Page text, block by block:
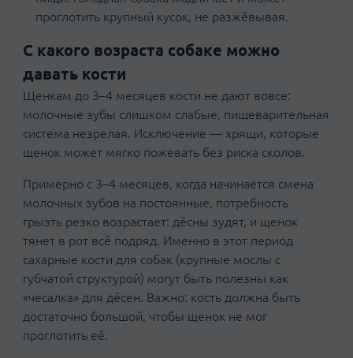
проглотить крупный кусок, не разжёвывая.
С какого возраста собаке можно
давать кости
Щенкам до 3–4 месяцев кости не дают вовсе:
молочные зубы слишком слабые, пищеварительная
система незрелая. Исключение — хрящи, которые
щенок может мягко пожевать без риска сколов.
Примерно с 3–4 месяцев, когда начинается смена
молочных зубов на постоянные, потребность
грызть резко возрастает: дёсны зудят, и щенок
тянет в рот всё подряд. Именно в этот период
сахарные кости для собак (крупные мослы с
губчатой структурой) могут быть полезны как
«чесалка» для дёсен. Важно: кость должна быть
достаточно большой, чтобы щенок не мог
проглотить её.